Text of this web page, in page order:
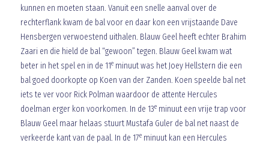
kunnen en moeten staan. Vanuit een snelle aanval over de
rechterflank kwam de bal voor en daar kon een vrijstaande Dave
Hensbergen verwoestend uithalen. Blauw Geel heeft echter Brahim
Zaari en die hield de bal “gewoon” tegen. Blauw Geel kwam wat
beter in het spel en in de 11eminuut was het Joey Hellstern die een
bal goed doorkopte op Koen van der Zanden. Koen speelde bal net
iets te ver voor Rick Polman waardoor de attente Hercules
doelman erger kon voorkomen. In de 13eminuut een vrije trap voor
Blauw Geel maar helaas stuurt Mustafa Guler de bal net naast de
verkeerde kant van de paal. In de 17eminuut kan een Hercules